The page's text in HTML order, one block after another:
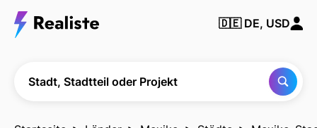
Finden Sie
jede Stadt,
🇩🇪 DE, USD
Stadt, Stadtteil oder Projekt